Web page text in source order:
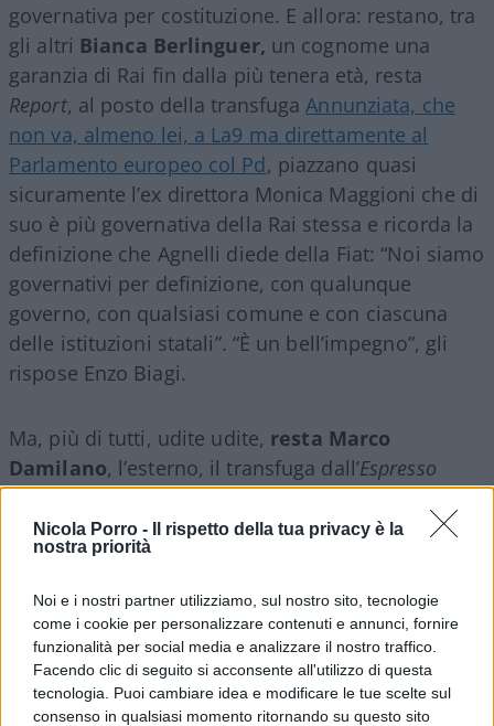
Nicola Porro -
Il rispetto della tua privacy è la
nostra priorità
Noi e i nostri partner utilizziamo, sul nostro sito, tecnologie
come i cookie per personalizzare contenuti e annunci, fornire
funzionalità per social media e analizzare il nostro traffico.
Facendo clic di seguito si acconsente all'utilizzo di questa
tecnologia. Puoi cambiare idea e modificare le tue scelte sul
consenso in qualsiasi momento ritornando su questo sito
governativa per costituzione. E allora: restano, tra
gli altri Bianca Berlinguer, un cognome una
garanzia di Rai fin dalla più tenera età, resta
Report, al posto della transfugaAnnunziata, che
non va, almeno lei, a La9 ma direttamente al
Parlamento europeo col Pd, piazzano quasi
sicuramente l’ex direttora Monica Maggioni che di
suo è più governativa della Rai stessa e ricorda la
definizione che Agnelli diede della Fiat: “Noi siamo
governativi per definizione, con qualunque
governo, con qualsiasi comune e con ciascuna
delle istituzioni statali”. “È un bell’impegno”, gli
rispose Enzo Biagi.
Ma, più di tutti, udite udite, resta Marco
Damilano, l’esterno, il transfuga dall’Espresso
fallimentare degli intrighi e delle mene russe per
far fuori Salvini, e chi sa per conto di chi, chi, chi,
chi. Pagato un botto con un programma dagli
Iposeguito Damilano. Anche lui resta, inamovibile.
Ecco qui servita la dittatura col braccio teso, che si
esalta al passaggio della “Decima” che, in
Mattarella, riconosce Mussolini.When the lie’s so